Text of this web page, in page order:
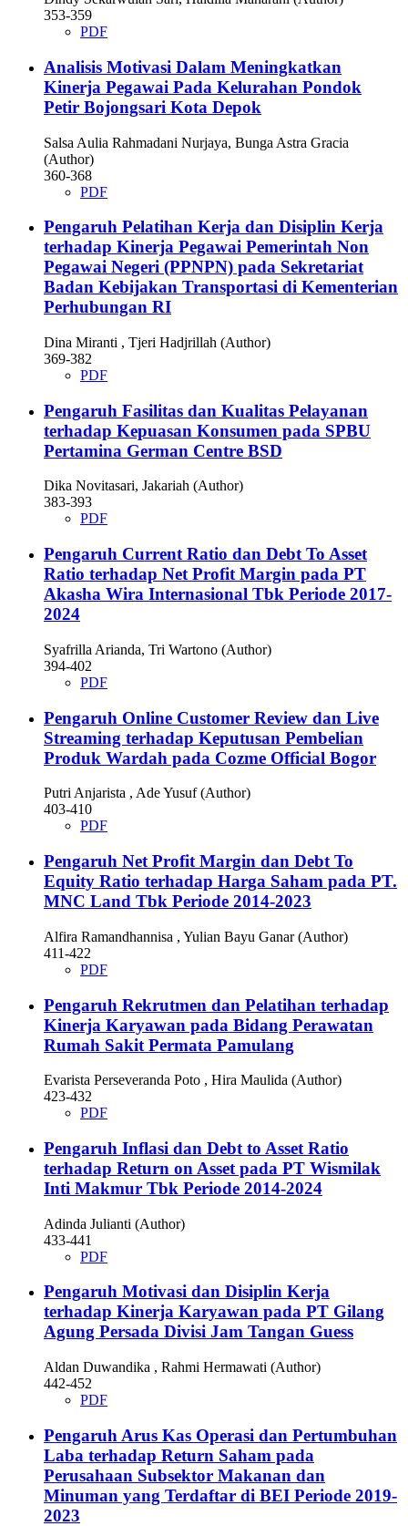
353-359
PDF
Analisis Motivasi Dalam Meningkatkan
Kinerja Pegawai Pada Kelurahan Pondok
Petir Bojongsari Kota Depok
Salsa Aulia Rahmadani Nurjaya, Bunga Astra Gracia
(Author)
360-368
PDF
Pengaruh Pelatihan Kerja dan Disiplin Kerja
terhadap Kinerja Pegawai Pemerintah Non
Pegawai Negeri (PPNPN) pada Sekretariat
Badan Kebijakan Transportasi di Kementerian
Perhubungan RI
Dina Miranti , Tjeri Hadjrillah (Author)
369-382
PDF
Pengaruh Fasilitas dan Kualitas Pelayanan
terhadap Kepuasan Konsumen pada SPBU
Pertamina German Centre BSD
Dika Novitasari, Jakariah (Author)
383-393
PDF
Pengaruh Current Ratio dan Debt To Asset
Ratio terhadap Net Profit Margin pada PT
Akasha Wira Internasional Tbk Periode 2017-
2024
Syafrilla Arianda, Tri Wartono (Author)
394-402
PDF
Pengaruh Online Customer Review dan Live
Streaming terhadap Keputusan Pembelian
Produk Wardah pada Cozme Official Bogor
Putri Anjarista , Ade Yusuf (Author)
403-410
PDF
Pengaruh Net Profit Margin dan Debt To
Equity Ratio terhadap Harga Saham pada PT.
MNC Land Tbk Periode 2014-2023
Alfira Ramandhannisa , Yulian Bayu Ganar (Author)
411-422
PDF
Pengaruh Rekrutmen dan Pelatihan terhadap
Kinerja Karyawan pada Bidang Perawatan
Rumah Sakit Permata Pamulang
Evarista Perseveranda Poto , Hira Maulida (Author)
423-432
PDF
Pengaruh Inflasi dan Debt to Asset Ratio
terhadap Return on Asset pada PT Wismilak
Inti Makmur Tbk Periode 2014-2024
Adinda Julianti (Author)
433-441
PDF
Pengaruh Motivasi dan Disiplin Kerja
terhadap Kinerja Karyawan pada PT Gilang
Agung Persada Divisi Jam Tangan Guess
Aldan Duwandika , Rahmi Hermawati (Author)
442-452
PDF
Pengaruh Arus Kas Operasi dan Pertumbuhan
Laba terhadap Return Saham pada
Perusahaan Subsektor Makanan dan
Minuman yang Terdaftar di BEI Periode 2019-
2023